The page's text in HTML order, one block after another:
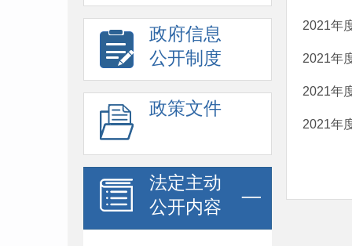
政府信息
公开制度
政策文件
法定主动
公开内容
2021年
2021年
2021年
2021年